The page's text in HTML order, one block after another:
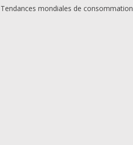
Tendances mondiales de consommation